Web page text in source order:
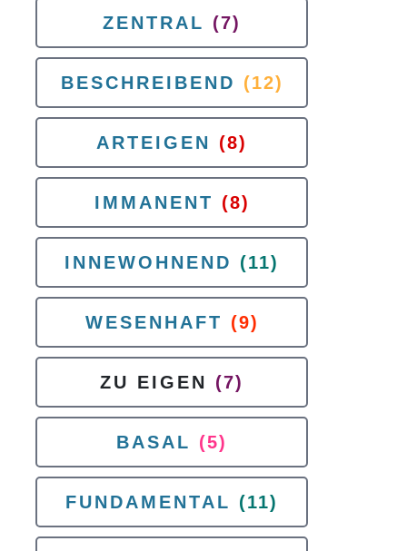
ZENTRAL (7)
BESCHREIBEND (12)
ARTEIGEN (8)
IMMANENT (8)
INNEWOHNEND (11)
WESENHAFT (9)
ZU EIGEN (7)
BASAL (5)
FUNDAMENTAL (11)